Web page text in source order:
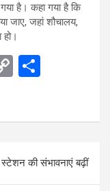
है। कहा गया है कि
जाए, जहां शौचालय,
C
n
स्टेशन की संभावनाएं बढ़ीं